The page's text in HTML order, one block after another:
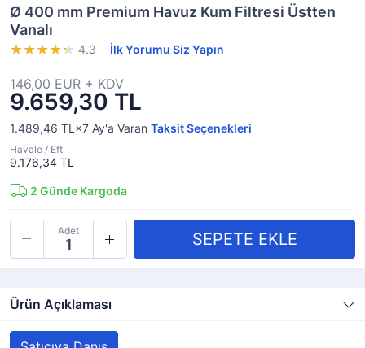
Ø 400 mm Premium Havuz Kum Filtresi Üstten
Vanalı
4.3 İlk Yorumu Siz Yapın
9.659,30 TL
146,00 EUR + KDV
1.489,46 TL×7 Ay'a Varan Taksit Seçenekleri
Havale / Eft
9.176,34 TL
2 Günde Kargoda
Adet
Ürün Açıklaması